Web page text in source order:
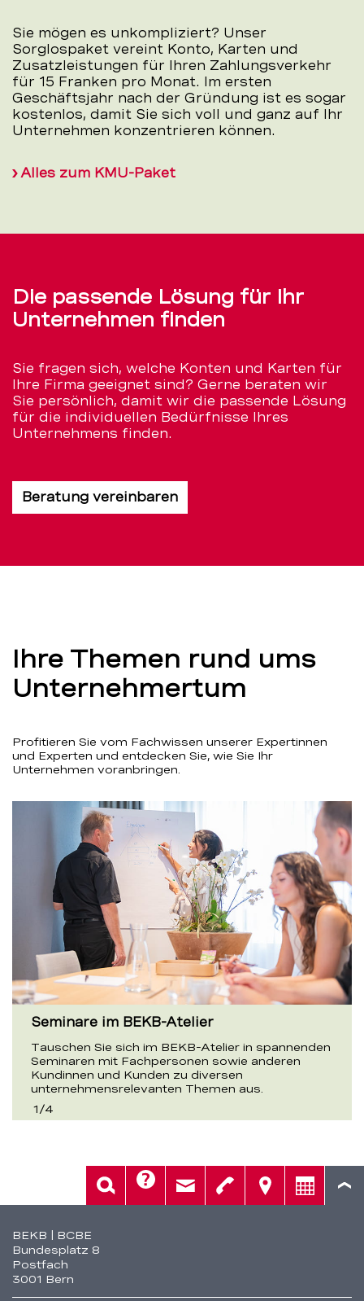
Sie mögen es unkompliziert? Unser
Sorglospaket vereint Konto, Karten und
Zusatzleistungen für Ihren Zahlungsverkehr
für 15 Franken pro Monat. Im ersten
Geschäftsjahr nach der Gründung ist es sogar
kostenlos, damit Sie sich voll und ganz auf Ihr
Unternehmen konzentrieren können.
Alles zum KMU-Paket
Die passende Lösung für Ihr
Unternehmen finden
Sie fragen sich, welche Konten und Karten für
Ihre Firma geeignet sind? Gerne beraten wir
Sie persönlich, damit wir die passende Lösung
für die individuellen Bedürfnisse Ihres
Unternehmens finden.
Beratung vereinbaren
Ihre Themen rund ums
Unternehmertum
Profitieren Sie vom Fachwissen unserer Expertinnen
und Experten und entdecken Sie, wie Sie Ihr
Unternehmen voranbringen.
Seminare im BEKB-Atelier
Tauschen Sie sich im BEKB-Atelier in spannenden
Seminaren mit Fachpersonen sowie anderen
Kundinnen und Kunden zu diversen
unternehmensrelevanten Themen aus.
1/4
Fusszeile
BEKB | BCBE
Bundesplatz 8
Postfach
3001 Bern